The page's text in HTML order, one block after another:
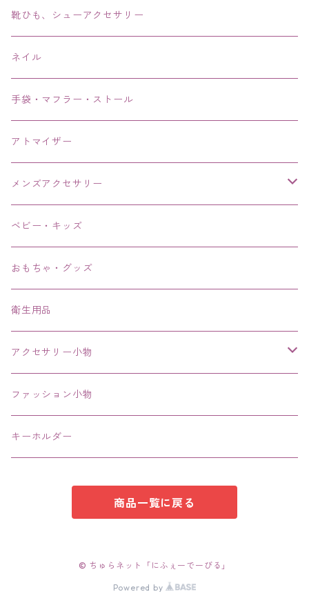
アンクレット
靴ひも、シューアクセサリー
ネイル
手袋・マフラー・ストール
アトマイザー
メンズアクセサリー
リング、指輪
ブレスレット、バングル、ブレス、腕輪
ネックレス、チョーカー
その他
ベビー・キッズ
おもちゃ・グッズ
衛生用品
アクセサリー小物
エコバッグ コンビニ
ファッション小物
キーホルダー
商品一覧に戻る
© ちゅらネット「にふぇーでーびる」
Powered by